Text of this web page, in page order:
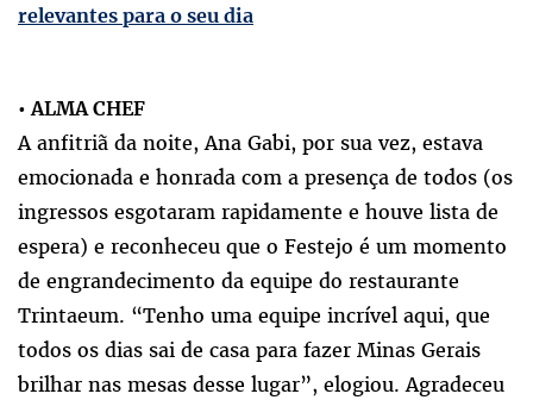
relevantes para o seu dia
• ALMA CHEF
A anfitriã da noite, Ana Gabi, por sua vez, estava
emocionada e honrada com a presença de todos (os
ingressos esgotaram rapidamente e houve lista de
espera) e reconheceu que o Festejo é um momento
de engrandecimento da equipe do restaurante
Trintaeum. “Tenho uma equipe incrível aqui, que
todos os dias sai de casa para fazer Minas Gerais
brilhar nas mesas desse lugar”, elogiou. Agradeceu